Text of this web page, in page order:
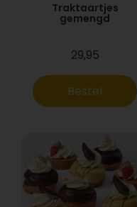
Traktaartjes
gemengd
29,95
Bestel